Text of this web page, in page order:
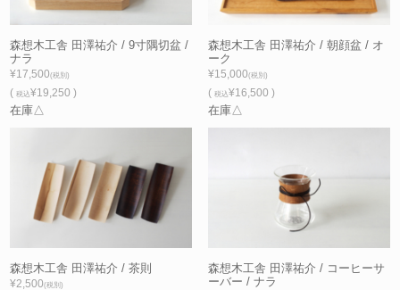
森想木工舎 田澤祐介 / 9寸隅切盆 /
ナラ
¥17,500(税別)
(税込¥19,250 )
在庫△
森想木工舎 田澤祐介 / 朝顔盆 / オ
ーク
¥15,000(税別)
( 税込¥16,500 )
在庫△
森想木工舎 田澤祐介 / 茶則
¥2,500(税別)
森想木工舎 田澤祐介 / コーヒーサ
ーバー / ナラ